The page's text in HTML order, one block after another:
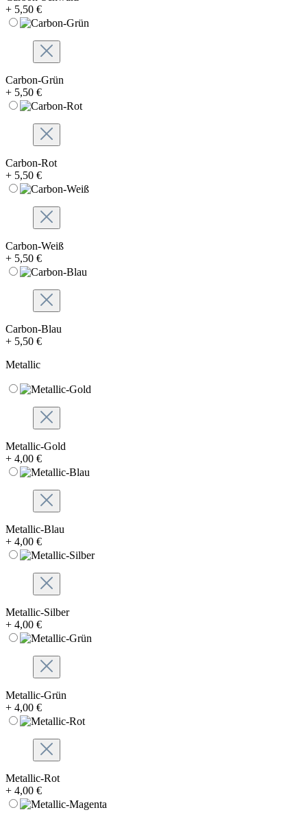
+ 5,50 €
Carbon-Grün
+ 5,50 €
Carbon-Rot
+ 5,50 €
Carbon-Weiß
+ 5,50 €
Carbon-Blau
+ 5,50 €
Metallic
Metallic-Gold
+ 4,00 €
Metallic-Blau
+ 4,00 €
Metallic-Silber
+ 4,00 €
Metallic-Grün
+ 4,00 €
Metallic-Rot
+ 4,00 €